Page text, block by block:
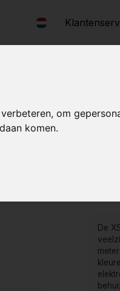
om
komen.
De